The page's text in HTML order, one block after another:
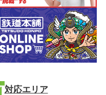
対応エリア